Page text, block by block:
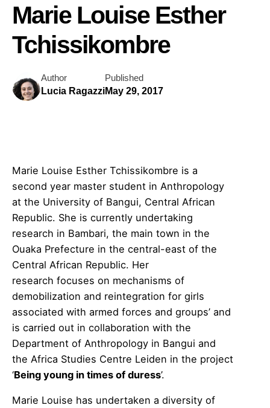
Marie Louise Esther
Tchissikombre
Author
Lucia Ragazzi
Published
May 29, 2017
Marie Louise Esther Tchissikombre is a
second year master student in Anthropology
at the University of Bangui, Central African
Republic. She is currently undertaking
research in Bambari, the main town in the
Ouaka Prefecture in the central-east of the
Central African Republic. Her
research focuses on mechanisms of
demobilization and reintegration for girls
associated with armed forces and groups’ and
is carried out in collaboration with the
Department of Anthropology in Bangui and
the Africa Studies Centre Leiden in the project
‘Being young in times of duress’.
Marie Louise has undertaken a diversity of